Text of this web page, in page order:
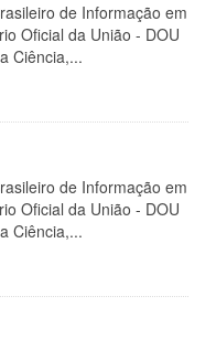
de Informação em
Oficial da União - DOU
Ciência,...
de Informação em
Oficial da União - DOU
Ciência,...